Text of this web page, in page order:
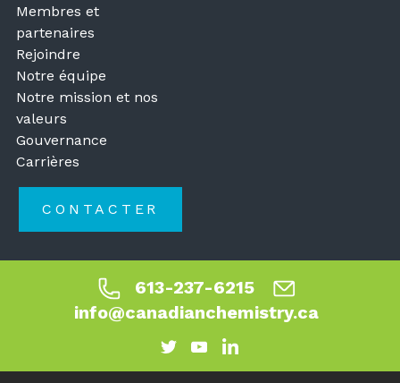
Membres et
partenaires
Rejoindre
Notre équipe
Notre mission et nos
valeurs
Gouvernance
Carrières
CONTACTER
613-237-6215
info@canadianchemistry.ca